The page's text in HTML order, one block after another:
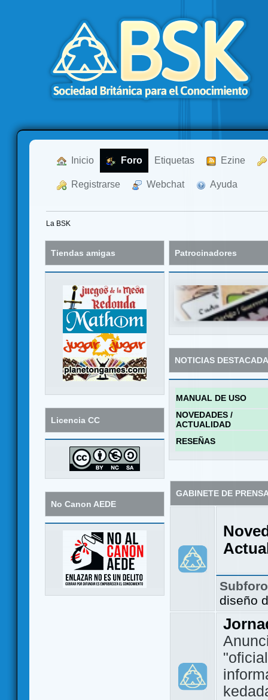
Inicio Foro Etiquetas Ezine
Registrarse Webchat Ayuda
La BSK
Tiendas amigas
Licencia CC
No Canon AEDE
Patrocinadores
NOTICIAS
MANUAL DE USO
NOVEDADES /
ACTUALIDAD
RESEÑAS
GABINETE DE
diseño